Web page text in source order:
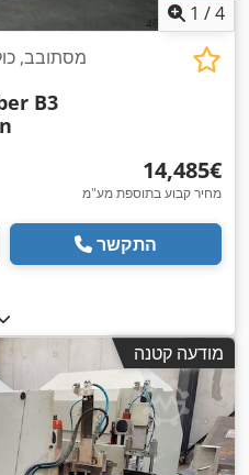
1 /4
B3
‏14,485 ‏€
מחיר קבוע בתוספת מע"מ
התקשר
מודעה קטנה